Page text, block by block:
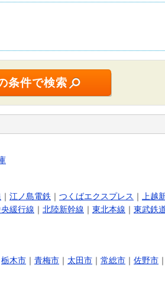
｜ 江ノ島電鉄 ｜ つくばエクスプレス ｜ 上越
緩行線 ｜ 北陸新幹線 ｜ 東北本線 ｜ 東武鉄
栃木市 ｜ 青梅市 ｜ 太田市 ｜ 常総市 ｜ 佐野市 ｜